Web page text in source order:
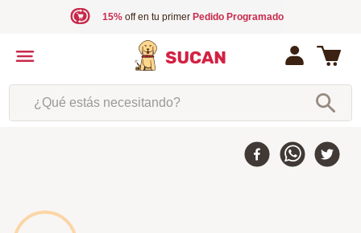
15%off en tu primer Pedido Programado
¿Qué estás necesitando?